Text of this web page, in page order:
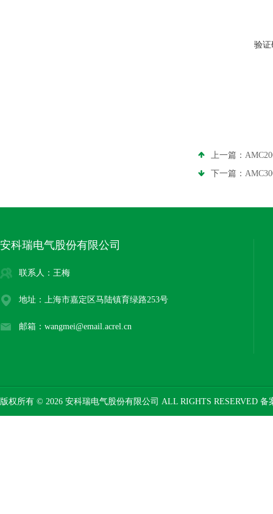
验证
上一篇：
下一篇：
安科瑞电气股份有限公司
联系人：王梅
地址：上海市嘉定区马陆镇育绿路253号
邮箱：wangmei@email.acrel.cn
版权所有 © 2026 安科瑞电气股份有限公司 ALL RIGHTS RESERVED 备